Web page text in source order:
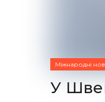
Міжнародні
У